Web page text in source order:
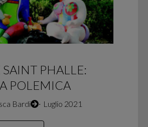
PHALLE:
POLEMICA
Bardi ∙ Luglio 2021